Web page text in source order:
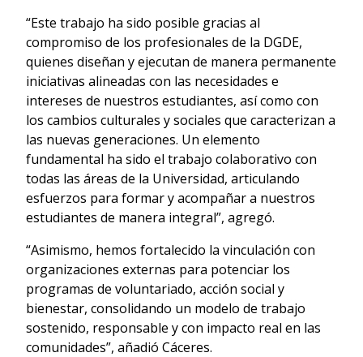
“Este trabajo ha sido posible gracias al
compromiso de los profesionales de la DGDE,
quienes diseñan y ejecutan de manera permanente
iniciativas alineadas con las necesidades e
intereses de nuestros estudiantes, así como con
los cambios culturales y sociales que caracterizan a
las nuevas generaciones. Un elemento
fundamental ha sido el trabajo colaborativo con
todas las áreas de la Universidad, articulando
esfuerzos para formar y acompañar a nuestros
estudiantes de manera integral”, agregó.
“Asimismo, hemos fortalecido la vinculación con
organizaciones externas para potenciar los
programas de voluntariado, acción social y
bienestar, consolidando un modelo de trabajo
sostenido, responsable y con impacto real en las
comunidades”, añadió Cáceres.